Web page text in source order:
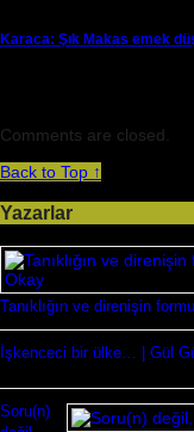
Karaca: Şık Makas emek
Comments are closed.
Back to Top ↑
Yazarlar
Tanıklığın ve direnişin
İşkenceci bir ülke… | Gül
Soru(n)